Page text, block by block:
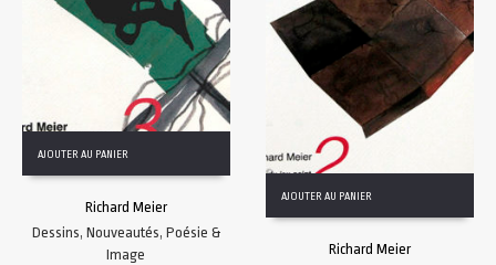
AJOUTER AU PANIER
Richard Meier
Dessins, Nouveautés, Poésie &
Image
AJOUTER AU PANIER
Richard Meier